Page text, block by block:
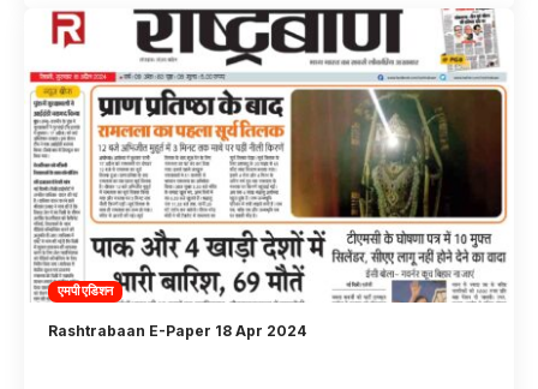
एमपी एडिशन
Rashtrabaan E-Paper 18 Apr 2024